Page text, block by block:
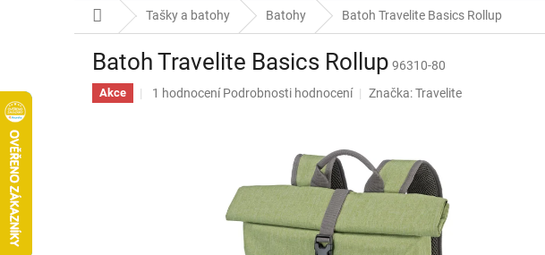
Domů Tašky a batohy Batohy Batoh Travelite Basics Rollup
Batoh Travelite Basics Rollup 96310-80
Akce
Průměrné
1 hodnocení Podrobnosti hodnocení Značka:Travelite